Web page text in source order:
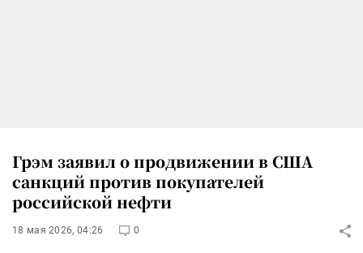
Грэм заявил о продвижении в США
санкций против покупателей
российской нефти
18 мая 2026, 04:26 0